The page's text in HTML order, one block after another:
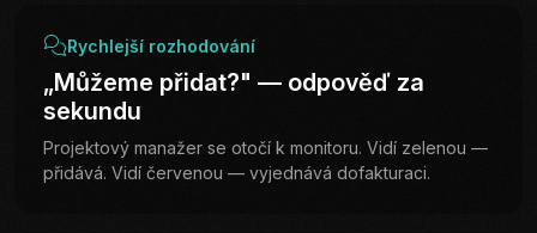
Rychlejší rozhodování
„Můžeme přidat?" — odpověď za
sekundu
Projektový manažer se otočí k monitoru. Vidí zelenou —
přidává. Vidí červenou — vyjednává dofakturaci.